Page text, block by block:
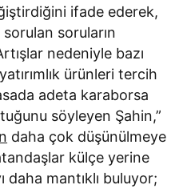
ifade ederek,
sorulan soruların
nedeniyle bazı
ürünleri tercih
adeta karaborsa
söyleyen Şahin,”
daha çok düşünülmeye
külçe yerine
daha mantıklı buluyor;